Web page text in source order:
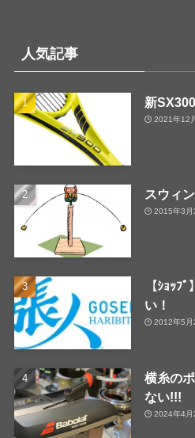
人気記事
新
2021年12
スウィ
2015年3月
【ｼｮｯﾌ
い！
2012年5月
横糸の
ない!!!
2024年4月